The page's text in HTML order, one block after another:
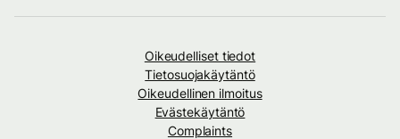
Oikeudelliset tiedot
Tietosuojakäytäntö
Oikeudellinen ilmoitus
Evästekäytäntö
Complaints